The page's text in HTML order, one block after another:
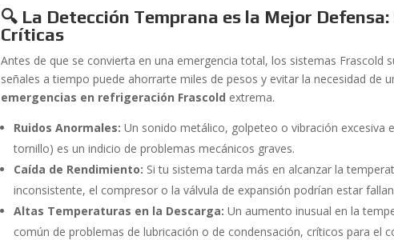
🔍 La Detección Temprana es la Mejor
Críticas
Antes de que se convierta en una emergencia total, los sistemas Frascold
señales a tiempo puede ahorrarte miles de pesos y evitar la necesidad de
emergencias en refrigeración Frascold extrema.
Ruidos Anormales: Un sonido metálico, golpeteo o vibración excesiva
tornillo) es un indicio de problemas mecánicos graves.
Caída de Rendimiento: Si tu sistema tarda más en alcanzar la
inconsistente, el compresor o la válvula de expansión podrían estar
Altas Temperaturas en la Descarga: Un aumento inusual en la
común de problemas de lubricación o de condensación, críticos para el